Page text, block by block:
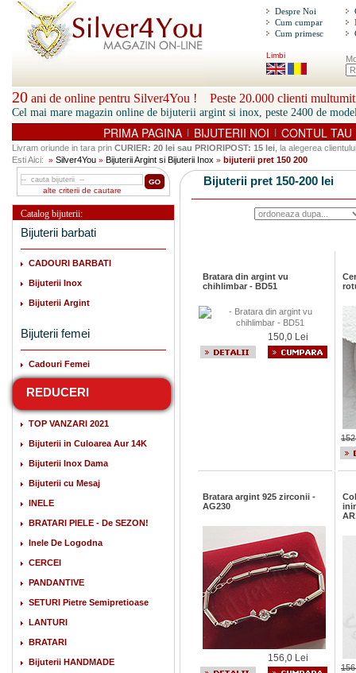
Despre Noi
Cum cumpar
Cum primesc
Limbi
20 ani de online pentru Silver4You ! Peste 20.000 clienti
Cel mai mare magazin online de bijuterii argint si inox, peste 2400 de
PRIMA PAGINA | BIJUTERII NOI | CONTUL TAU
Livram oriunde in tara prin CURIER: 20 lei sau PRIORIPOST: 15 lei , la alegerea
Esti Aici:
» Silver4You » Bijuterii Argint si Bijuterii Inox » bijuterii pret 150 200
alte criterii de cautare
Catalog bijuterii:
Bijuterii barbati
CADOURI BARBATI
Bijuterii Inox
Bijuterii Argint
Bijuterii femei
Cadouri Femei
REDUCERI
TOP VANZARI 2021
Bijuterii in Culoarea Aur 14K
Bijuterii Inox Dama
Bijuterii cu Mesaj
INELE
BRATARI PIELE - De SEZON!
Inele De Logodna
CERCEI
PANDANTIVE
SETURI Pietre Semipretioase
LANTURI
BRATARI
Bijuterii HANDMADE
Bijuterii pret 150-200 lei
Bratara din argint vu
chihlimbar - BD51
150,0 Lei
Bratara argint 925 zirconii -
AG230
156,0 Lei